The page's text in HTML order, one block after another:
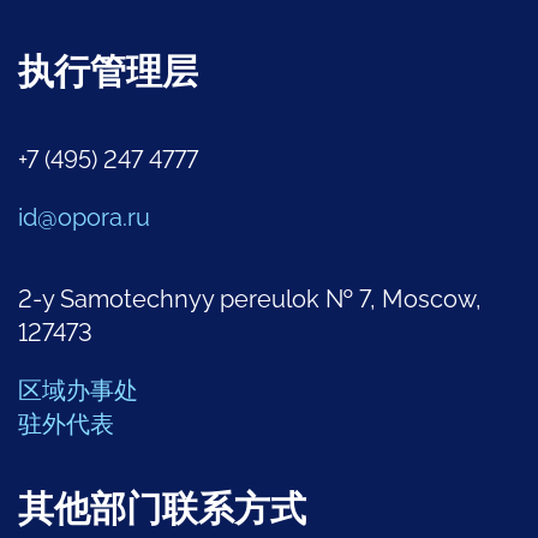
执行管理层
+7 (495) 247 4777
id@opora.ru
2-y Samotechnyy pereulok № 7, Moscow,
127473
区域办事处
驻外代表
其他部门联系方式